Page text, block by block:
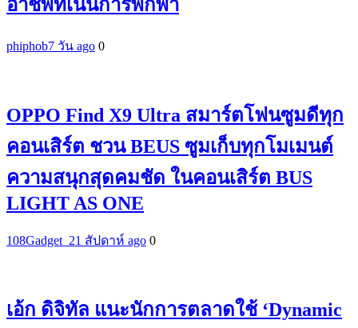
อาชีพที่เน้นการพกพา
phiphob7 วัน ago 0
OPPO Find X9 Ultra สมาร์ตโฟนซูมดีทุก
คอนเสิร์ต ชวน BEUS ซูมเก็บทุกโมเมนต์
ความสนุกสุดคมชัด ในคอนเสิร์ต BUS
LIGHT AS ONE
108Gadget_21 สัปดาห์ ago 0
เอ้ก ดิจิทัล แนะนักการตลาดใช้ ‘Dynamic